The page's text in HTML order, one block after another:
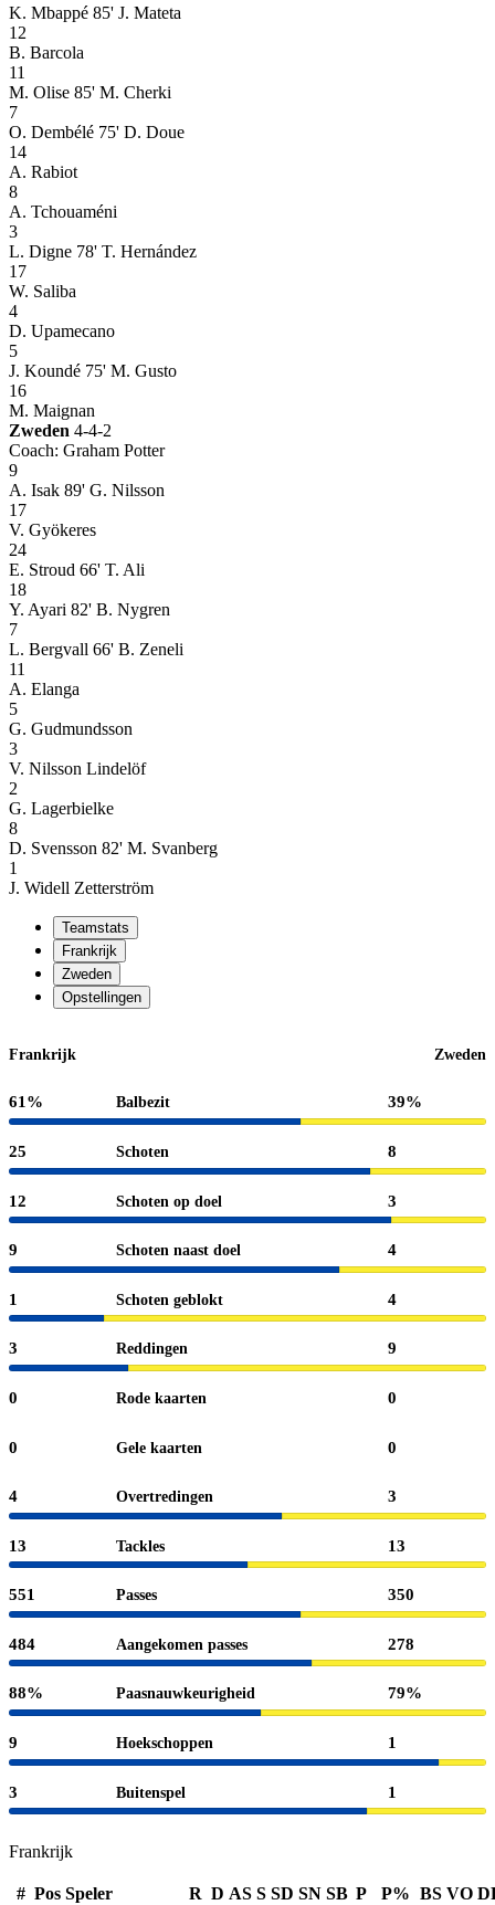
K. Mbappé 85' J. Mateta
12
B. Barcola
11
M. Olise 85' M. Cherki
7
O. Dembélé 75' D. Doue
14
A. Rabiot
8
A. Tchouaméni
3
L. Digne 78' T. Hernández
17
W. Saliba
4
D. Upamecano
5
J. Koundé 75' M. Gusto
16
M. Maignan
Zweden 4-4-2
Coach: Graham Potter
9
A. Isak 89' G. Nilsson
17
V. Gyökeres
24
E. Stroud 66' T. Ali
18
Y. Ayari 82' B. Nygren
7
L. Bergvall 66' B. Zeneli
11
A. Elanga
5
G. Gudmundsson
3
V. Nilsson Lindelöf
2
G. Lagerbielke
8
D. Svensson 82' M. Svanberg
1
J. Widell Zetterström
Teamstats
Frankrijk
Zweden
Opstellingen
Frankrijk Zweden
61% Balbezit 39%
25 Schoten 8
12 Schoten op doel 3
9 Schoten naast doel 4
1 Schoten geblokt 4
3 Reddingen 9
0 Rode kaarten 0
0 Gele kaarten 0
4 Overtredingen 3
13 Tackles 13
551 Passes 350
484 Aangekomen passes 278
88% Paasnauwkeurigheid 79%
9 Hoekschoppen 1
3 Buitenspel 1
Frankrijk
# Pos Speler R D AS S SD SN SB P P% BS VO